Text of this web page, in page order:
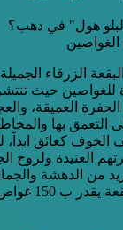
الغواصين
الزرقاء
للغواصين حيث
العميقة،
التعمق بها
الخوف كعائق
العنيدة ولروح
من الدهشة
حتى الان